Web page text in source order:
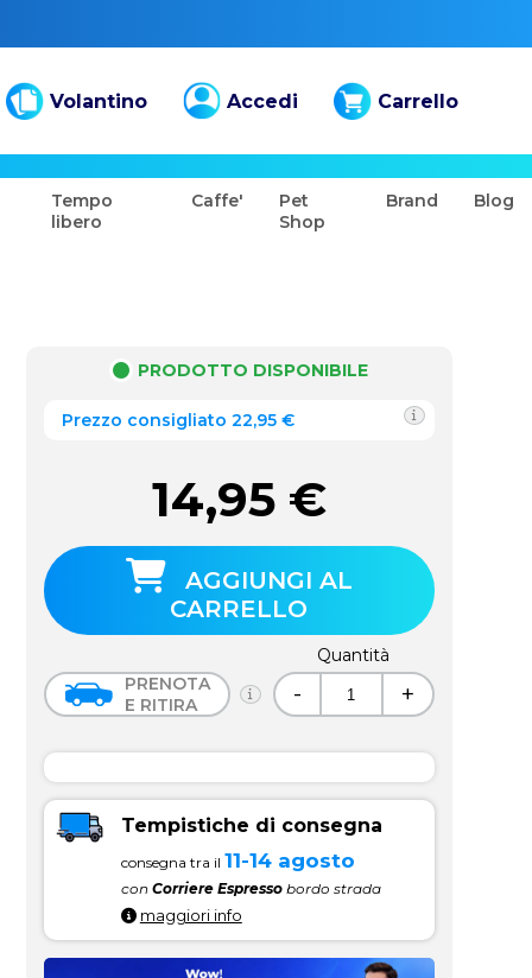
Volantino Accedi Carrello
Tempo
libero
Caffe'
Pet
Shop
Brand Blog
PRODOTTO DISPONIBILE
Prezzo consigliato 22,95 €
14,95 €
AGGIUNGI AL
CARRELLO
PRENOTA
E RITIRA
Quantità
- +
Tempistiche di consegna
consegna tra il 11-14 agosto
con Corriere Espressobordo strada
maggiori info